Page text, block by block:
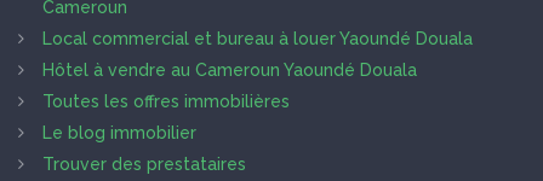
Cameroun
Local commercial et bureau à louer Yaoundé Douala
Hôtel à vendre au Cameroun Yaoundé Douala
Toutes les offres immobilières
Le blog immobilier
Trouver des prestataires